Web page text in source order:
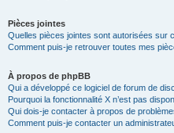
Pièces jointes
Quelles pièces jointes sont autorisées sur
Comment puis-je retrouver toutes mes
À propos de phpBB
Qui a développé ce logiciel de forum de
Pourquoi la fonctionnalité X n’est pas
Qui dois-je contacter à propos de
Comment puis-je contacter un